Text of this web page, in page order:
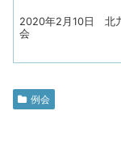
2020年2月10日 北
会
例会